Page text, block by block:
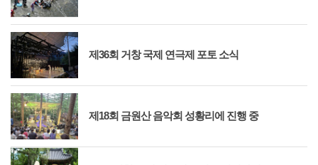
제36회 거창 국제 연극제 포토 소식
제18회 금원산 음악회 성황리에 진행 중